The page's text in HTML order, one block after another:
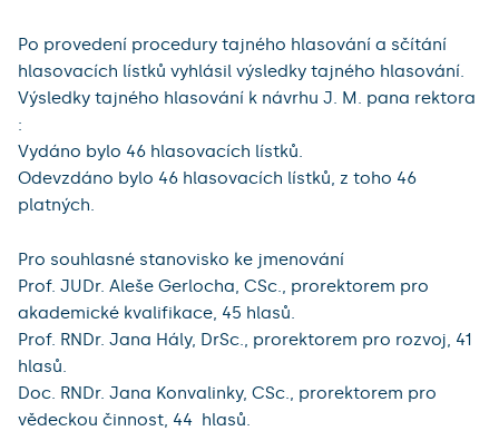
Po provedení procedury tajného hlasování a sčítání
hlasovacích lístků vyhlásil výsledky tajného hlasování.
Výsledky tajného hlasování k návrhu J. M. pana rektora
:
Vydáno bylo 46 hlasovacích lístků.
Odevzdáno bylo 46 hlasovacích lístků, z toho 46
platných.
Pro souhlasné stanovisko ke jmenování
Prof. JUDr. Aleše Gerlocha, CSc., prorektorem pro
akademické kvalifikace, 45​ hlasů.
Prof. RNDr. Jana Hály, DrSc., prorektorem pro rozvoj, 41​
hlasů.
Doc. RNDr. Jana Konvalinky, CSc., prorektorem pro
vědeckou činnost, 44 ​ hlasů.